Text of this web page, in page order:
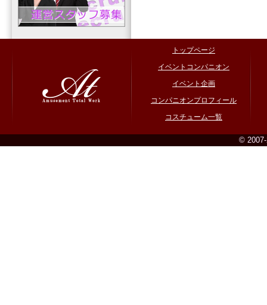
トップページ
イベントコンパニオン
イベント企画
コンパニオンプロフィール
コスチューム一覧
©